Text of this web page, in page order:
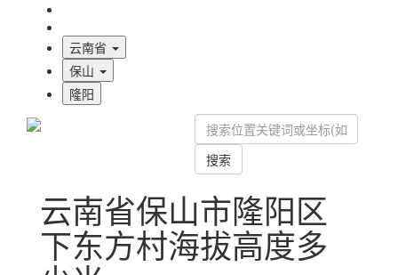
云南省
保山
隆阳
搜索
云南省保山市隆阳区
下东方村海拔高度多